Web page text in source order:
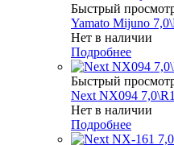
Быстрый
Yamato Mijuno
Нет в наличии
Подробнее
Быстрый
Next NX094
Нет в наличии
Подробнее